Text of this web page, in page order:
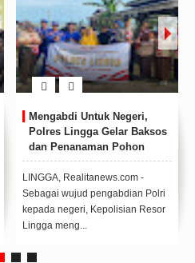
Bupati Lingga Resmikan
SPAM Desa Sungai Buluh
Kecamatan Singkep Barat
LINGGA, Realitasnews.com –
Bupati Lingga M. Nizar
didampingi Ketua TP PKK
Kabupaten Lingga Maratusho...